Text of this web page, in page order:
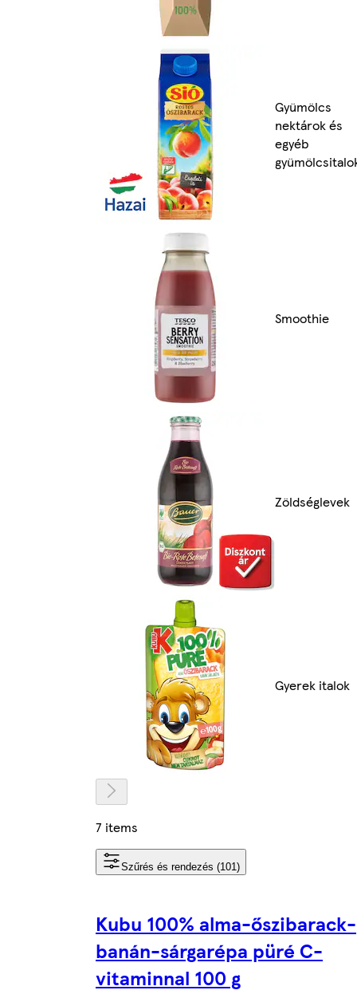
Gyümölcs
nektárok és
egyéb
Smoothie
Zöldséglevek
Gyerek italok
7 items
Szűrés és rendezés (101)
Kubu 100% alma-őszibarack-
banán-sárgarépa püré C-
vitaminnal 100 g